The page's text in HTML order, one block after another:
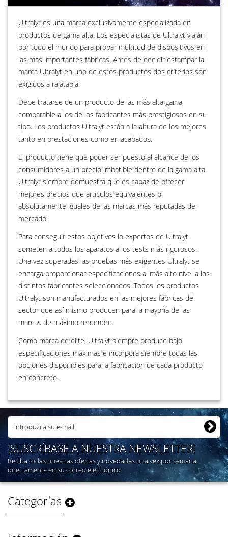
Ultralyt es una marca exclusivamente especializada en
productos de gama alta. Los especialistas de Ultralyt viajan
por todo el mundo para probar multitud de dispositivos en
las más importantes fábricas. Antes de decidir estampar la
marca Ultralyt en uno de estos productos dos criterios son
exigidos a rajatabla:
Debe tratarse de un producto de las más alta gama,
comparable a los de los fabricantes más prestigiosos en su
tipo. Los productos Ultralyt están a la altura de los mejores
tanto en prestaciones como en acabados.
El producto tiene que poder ser puesto al alcance de los
consumidores a un precio imbatible dentro de la gama alta.
Ultralyt siempre demuestra que es capaz de ofrecer
mejores precios que artículos equivalentes o
absolutamente iguales de las marcas más reputadas del
mercado.
Para conseguir estos objetivos lo expertos de Ultralyt
someten a todos los aparatos a los tests más rigurosos.
Una vez superadas las pruebas más exigentes Ultralyt se
encarga proporcionar especificaciones al más alto nivel a los
distintos fabricantes seleccionados. Todos los productos
Ultralyt son manufacturados en las mejores fábricas del
sector que así mismo producen para la mayoría de las
marcas de máximo renombre.
Como marca de élite, Ultralyt siempre produce bajo
especificaciones máximas e incorpora siempre todas las
opciones disponibles para la fabricación de cada producto
en concreto.
¡SUSCRÍBASE A NUESTRA NEWSLETTER!
Reciba todas nuestras ofertas y novedades una vez por semana
directamente en su correo electrónico
Categorías